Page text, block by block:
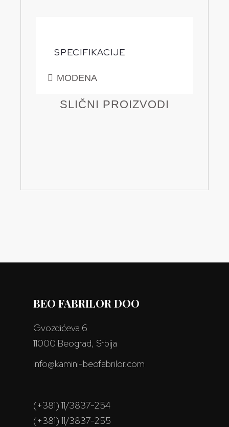
SPECIFIKACIJE
MODENA
SLIČNI PROIZVODI
BEO FABRILOR DOO
Gvozdićeva 6
11000 Beograd, Srbija
info@kamini-beofabrilor.com
(+381) 11/3837-254
(+381) 11/3837-255